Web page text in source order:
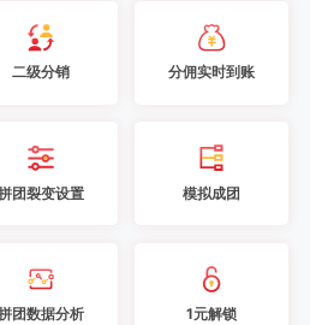
二级分销 分佣实时到账
团裂变设置 模拟成团
团数据分析 1元解锁